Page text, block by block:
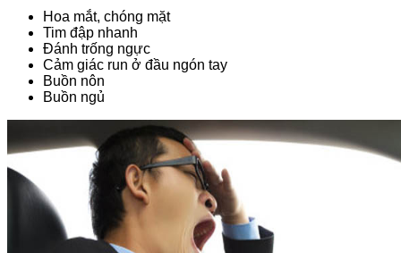
Hoa mắt, chóng mặt
Tim đập nhanh
Đánh trống ngực
Cảm giác run ở đầu ngón tay
Buồn nôn
Buồn ngủ